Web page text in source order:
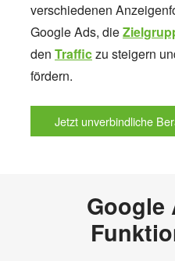
verschiedenen
Google Ads, die
den Trafficzu steigern
fördern.
Jetzt unverbindliche
Google